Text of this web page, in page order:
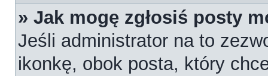
» Jak mogę zgłosiś posty
Jeśli administrator na to
ikonkę, obok posta, który